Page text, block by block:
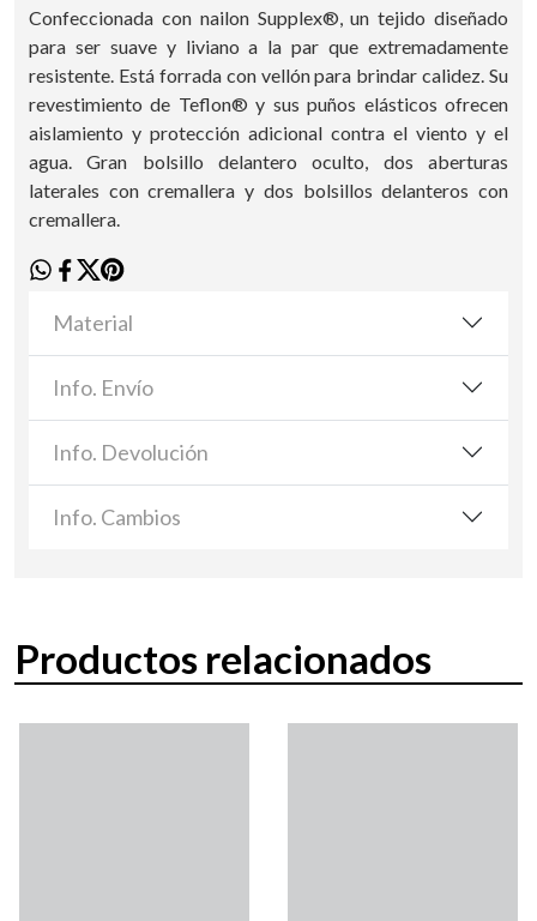
Confeccionada con nailon Supplex®, un tejido diseñado
para ser suave y liviano a la par que extremadamente
resistente. Está forrada con vellón para brindar calidez. Su
revestimiento de Teflon® y sus puños elásticos ofrecen
aislamiento y protección adicional contra el viento y el
agua. Gran bolsillo delantero oculto, dos aberturas
laterales con cremallera y dos bolsillos delanteros con
cremallera.
Material
Info. Envío
Info. Devolución
Info. Cambios
Productos relacionados